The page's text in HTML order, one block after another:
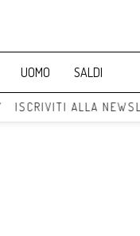
UOMO SALDI
ALLA